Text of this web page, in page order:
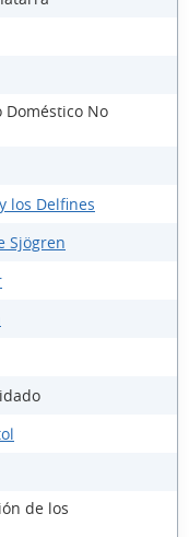
No
los Delfines
Sjögren
de los